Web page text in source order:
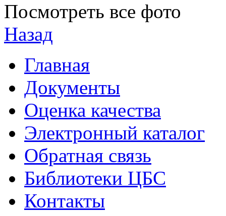
Посмотреть все фото
Назад
Главная
Документы
Оценка качества
Электронный каталог
Обратная связь
Библиотеки ЦБС
Контакты